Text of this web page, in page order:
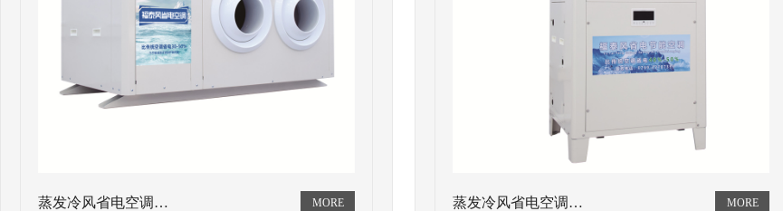
蒸发冷风省电空调… 蒸发冷风省电空调…